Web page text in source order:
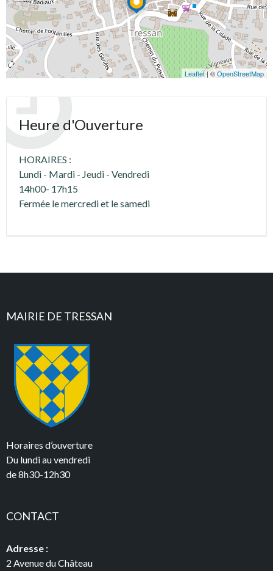
Leaflet| ©OpenStreetMap
Heure d'Ouverture
HORAIRES :
Lundi - Mardi - Jeudi - Vendredi
14h00- 17h15
Fermée le mercredi et le samedi
MAIRIE DE TRESSAN
Horaires d’ouverture
Du lundi au vendredi
de 8h30-12h30
CONTACT
Adresse :
2 Avenue du Château